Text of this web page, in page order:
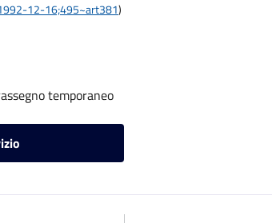
12-16;495~art381)
temporaneo